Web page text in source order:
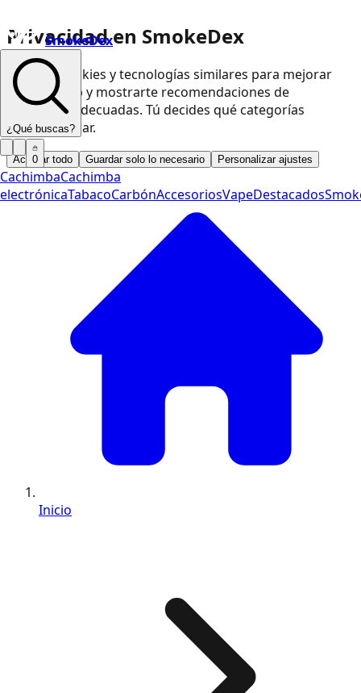
Privacidad en SmokeDex
Usamos cookies y tecnologías similares para mejorar
nuestra web y mostrarte recomendaciones de
productos adecuadas. Tú decides qué categorías
podemos usar.
Aceptar todo Guardar solo lo necesario Personalizar ajustes
SmokeDex
¿Qué buscas?
0
CachimbaCachimba
electrónicaTabacoCarbónAccesoriosVapeDestacados
Inicio